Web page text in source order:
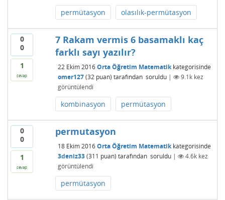
permütasyon olasılık-permütasyon
0
0
1
cevap
7 Rakam vermis 6 basamaklı kaç
farklı sayı yazılır?
22 Ekim 2016 Orta Öğretim Matematikkategorisinde
omer127 (32puan) tarafından soruldu | 9.1kkez
görüntülendi
kombinasyon permütasyon
0
0
1
cevap
permutasyon
18 Ekim 2016 Orta Öğretim Matematikkategorisinde
3deniz33 (311 puan) tarafından soruldu | 4.6kkez
görüntülendi
permütasyon